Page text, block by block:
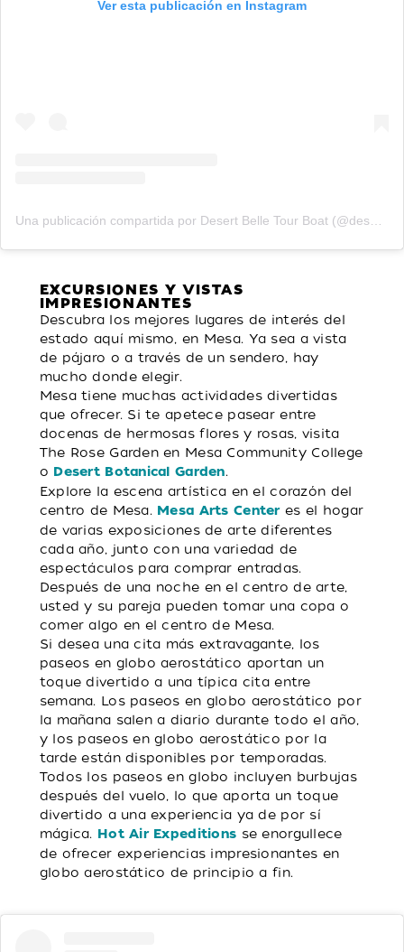
Ver esta publicación en Instagram
EXCURSIONES Y VISTAS
IMPRESIONANTES
Descubra los mejores lugares de interés del
estado aquí mismo, en Mesa. Ya sea a vista
de pájaro o a través de un sendero, hay
mucho donde elegir.
Mesa tiene muchas actividades divertidas
que ofrecer. Si te apetece pasear entre
docenas de hermosas flores y rosas, visita
The Rose Garden en Mesa Community College
o Desert Botanical Garden.
Explore la escena artística en el corazón del
centro de Mesa. Mesa Arts Centeres el hogar
de varias exposiciones de arte diferentes
cada año, junto con una variedad de
espectáculos para comprar entradas.
Después de una noche en el centro de arte,
usted y su pareja pueden tomar una copa o
comer algo en el centro de Mesa.
Si desea una cita más extravagante, los
paseos en globo aerostático aportan un
toque divertido a una típica cita entre
semana. Los paseos en globo aerostático por
la mañana salen a diario durante todo el año,
y los paseos en globo aerostático por la
tarde están disponibles por temporadas.
Todos los paseos en globo incluyen burbujas
después del vuelo, lo que aporta un toque
divertido a una experiencia ya de por sí
mágica. Hot Air Expeditions se enorgullece
de ofrecer experiencias impresionantes en
globo aerostático de principio a fin.